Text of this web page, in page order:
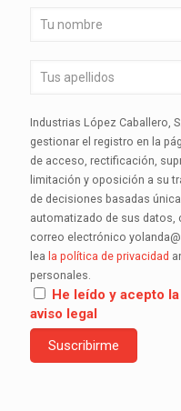
Industrias López Caballero,
gestionar el registro en la
de acceso, rectificación,
limitación y oposición a su
de decisiones basadas
automatizado de sus datos,
correo electrónico
lea la política de privacidad
personales.
He leído y acepto
aviso legal